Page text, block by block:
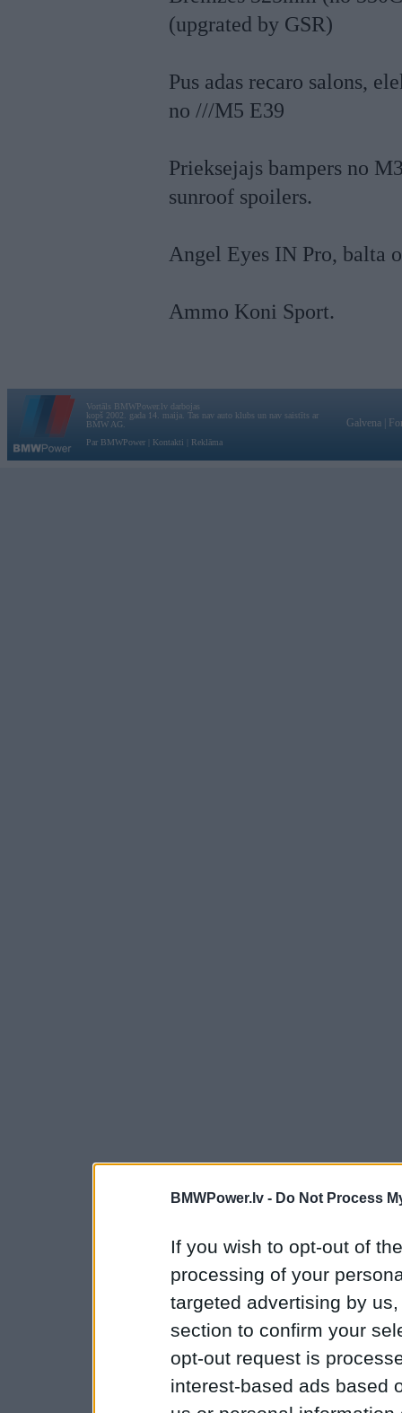
BMWPower.lv - Do Not Process
If you wish to opt-out of
processing of your
targeted advertising by
section to confirm your
opt-out request is
interest-based ads based
(upgrated by GSR)
Pus adas recaro salons,
no ///M5 E39
Prieksejajs bampers no
sunroof spoilers.
Angel Eyes IN Pro, balta
Ammo Koni Sport.
Vortāls BMWPower.lv darbojas
kopš 2002. gada 14. maija. Tas nav auto klubs un nav saistīts ar
BMW AG.
Par BMWPower
Kontakti Reklāma
Galvena